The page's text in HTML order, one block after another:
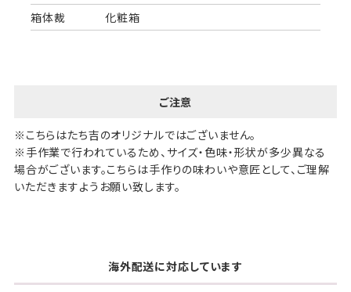
箱体裁
化粧箱
ご注意
※こちらはたち吉のオリジナルではございません。
※手作業で行われているため、サイズ・色味・形状が多少異なる
場合がございます。こちらは手作りの味わいや意匠として、ご理解
いただきますようお願い致します。
海外配送に対応しています